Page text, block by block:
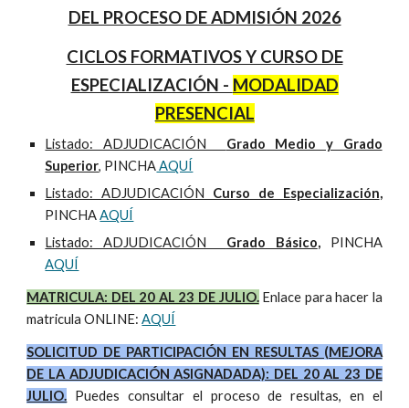
DEL PROCESO DE ADMISIÓN 2026
CICLOS FORMATIVOS Y CURSO DE
ESPECIALIZACIÓN - MODALIDAD
PRESENCIAL
Listado: ADJUDICACIÓN Grado Medio y Grado
Superior, PINCHAAQUÍ
Listado: ADJUDICACIÓN Curso de Especialización,
PINCHAAQUÍ
Listado: ADJUDICACIÓN Grado Básico,PINCHA
AQUÍ
MATRICULA: DEL 20 AL 23 DE JULIO.Enlace para hacer la
matricula ONLINE:AQUÍ
SOLICITUD DE PARTICIPACIÓN EN RESULTAS (MEJORA
DE LA ADJUDICACIÓN ASIGNADADA): DEL 20 AL 23 DE
JULIO. Puedes consultar el proceso de resultas, en el